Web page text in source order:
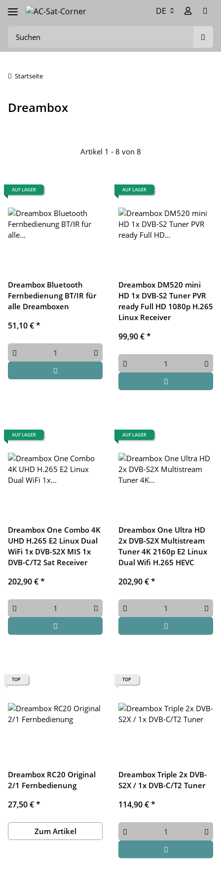
DE
Startseite
Dreambox
Artikel 1 - 8 von 8
AUF LAGER
Dreambox Bluetooth
Fernbedienung BT/IR für
alle Dreamboxen
51,10 €*
AUF LAGER
Dreambox DM520 mini
HD 1x DVB-S2 Tuner PVR
ready Full HD 1080p H.265
Linux Receiver
99,90 €*
AUF LAGER
Dreambox One Combo 4K
UHD H.265 E2 Linux Dual
WiFi 1x DVB-S2X MIS 1x
DVB-C/T2 Sat Receiver
202,90 €*
AUF LAGER
Dreambox One Ultra HD
2x DVB-S2X Multistream
Tuner 4K 2160p E2 Linux
Dual Wifi H.265 HEVC
202,90 €*
TOP
Dreambox RC20 Original
2/1 Fernbedienung
27,50 €*
Zum Artikel
TOP
Dreambox Triple 2x DVB-
S2X / 1x DVB-C/T2 Tuner
114,90 €*